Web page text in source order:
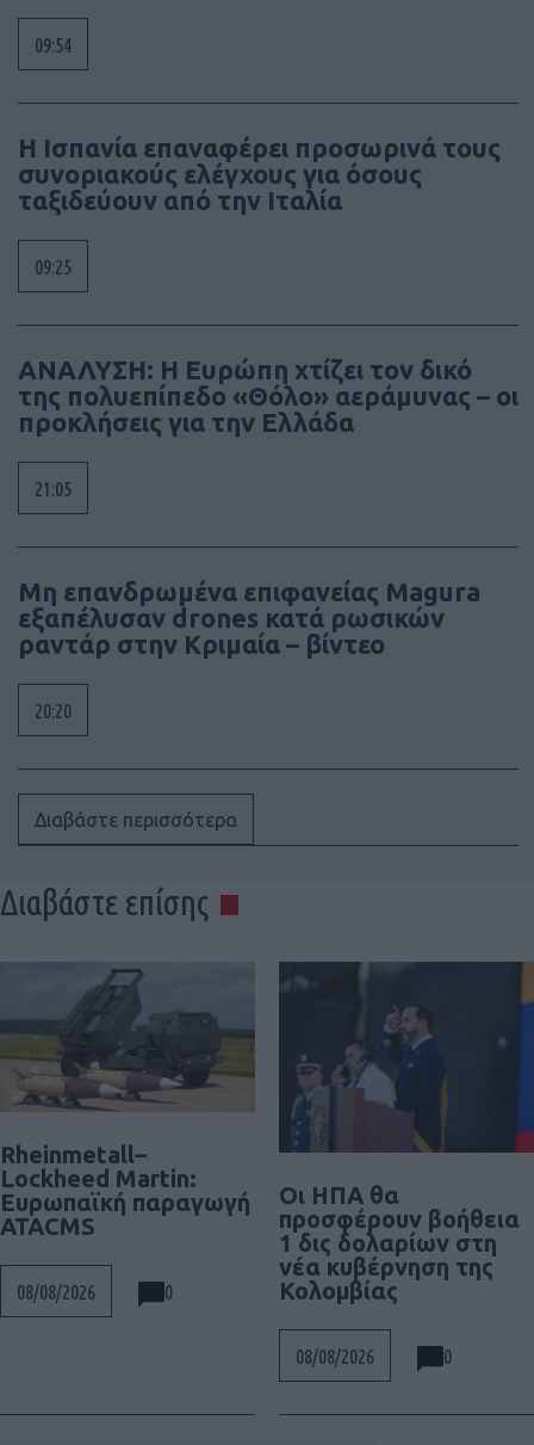
09:54
Η Ισπανία επαναφέρει προσωρινά τους
συνοριακούς ελέγχους για όσους
ταξιδεύουν από την Ιταλία
09:25
ΑΝΑΛΥΣΗ: Η Ευρώπη χτίζει τον δικό
της πολυεπίπεδο «Θόλο» αεράμυνας – οι
προκλήσεις για την Ελλάδα
21:05
Μη επανδρωμένα επιφανείας Magura
εξαπέλυσαν drones κατά ρωσικών
ραντάρ στην Κριμαία – βίντεο
20:20
Διαβάστε περισσότερα
Διαβάστε επίσης
Rheinmetall–
Lockheed Martin:
Ευρωπαϊκή παραγωγή
ATACMS
08/08/2026 0
Οι ΗΠΑ θα
προσφέρουν βοήθεια
1 δις δολαρίων στη
νέα κυβέρνηση της
Κολομβίας
08/08/2026 0